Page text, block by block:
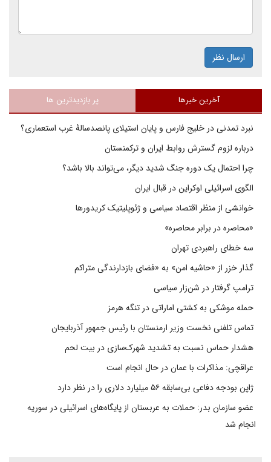
ارسال نظر
آخرین خبرها پر بازدیدترین ها
نبرد تمدنی در خلیج فارس و پایان استیلای پانصدسالۀ غرب استعماری؟
درباره لزوم گسترش روابط ایران و ترکمنستان
چرا احتمال یک دوره جنگ شدید دیگر، می‌تواند بالا باشد؟
الگوی اسرائیلی اوکراین در قبال ایران
خوانشی از منظر اقتصاد سیاسی و ژئوپلیتیک کریدورها
«محاصره در برابر محاصره»
سه خطای راهبردی تهران
گذار خزر از «حاشیه امن» به «فضای بازدارندگی متراکم
ترامپ گرفتار در شن‌زار سیاسی
حمله موشکی به کشتی اماراتی در تنگه هرمز
تماس تلفنی نخست وزیر ارمنستان با رئیس جمهور آذربایجان
هشدار حماس نسبت به تشدید شهرک‌سازی در بیت‌ لحم
عراقچی: مذاکرات با عمان در حال انجام است
ژاپن بودجه دفاعی بی‌سابقه ۵۶ میلیارد دلاری را در نظر دارد
عضو سازمان بدر: حملات به عربستان از پایگاه‌های اسرائیلی در سوریه
انجام شد